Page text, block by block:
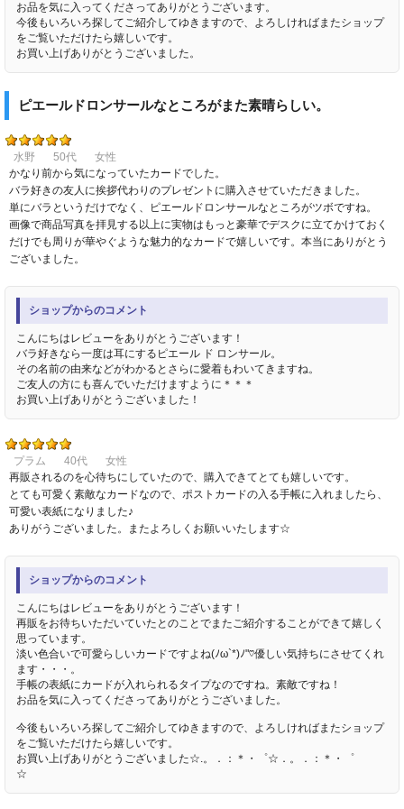
お品を気に入ってくださってありがとうございます。
今後もいろいろ探してご紹介してゆきますので、よろしければまたショップ
をご覧いただけたら嬉しいです。
お買い上げありがとうございました。
ピエールドロンサールなところがまた素晴らしい。
水野 50代
女性
かなり前から気になっていたカードでした。
バラ好きの友人に挨拶代わりのプレゼントに購入させていただきました。
単にバラというだけでなく、ピエールドロンサールなところがツボですね。
画像で商品写真を拝見する以上に実物はもっと豪華でデスクに立てかけておく
だけでも周りが華やぐような魅力的なカードで嬉しいです。本当にありがとう
ございました。
ショップからのコメント
こんにちはレビューをありがとうございます！
バラ好きなら一度は耳にするピエール ド ロンサール。
その名前の由来などがわかるとさらに愛着もわいてきますね。
ご友人の方にも喜んでいただけますように＊＊＊
お買い上げありがとうございました！
プラム 40代
女性
再販されるのを心待ちにしていたので、購入できてとても嬉しいです。
とても可愛く素敵なカードなので、ポストカードの入る手帳に入れましたら、
可愛い表紙になりました♪
ありがうございました。またよろしくお願いいたします☆
ショップからのコメント
こんにちはレビューをありがとうございます！
再販をお待ちいただいていたとのことでまたご紹介することができて嬉しく
思っています。
淡い色合いで可愛らしいカードですよね(ﾉω`*)ﾉ"♡優しい気持ちにさせてくれ
ます・・・。
手帳の表紙にカードが入れられるタイプなのですね。素敵ですね！
お品を気に入ってくださってありがとうございました。
今後もいろいろ探してご紹介してゆきますので、よろしければまたショップ
をご覧いただけたら嬉しいです。
お買い上げありがとうございました☆.。．：＊・゜☆．。．：＊・゜
☆